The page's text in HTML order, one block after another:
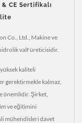
& CE Sertifikalı
Co., Ltd., Makine ve
valf üreticisidir.
kaliteli
gerektirmekle kalmaz,
önemlidir. Şirket,
ve eğitimini
mühendisleri davet